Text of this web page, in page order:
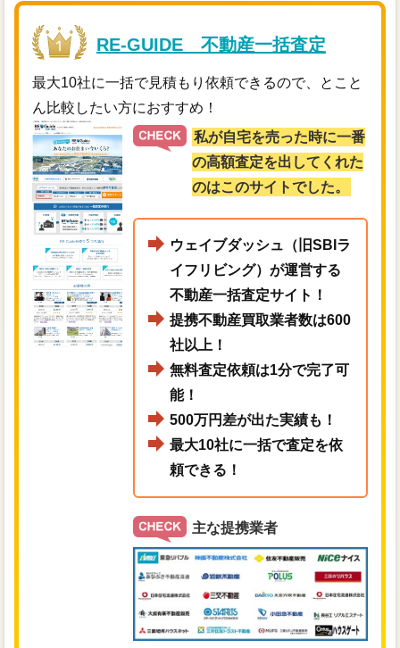
RE-GUIDE 不動産一括査定
最大10社に一括で見積もり依頼できるので、とこと
ん比較したい方におすすめ！
私が自宅を売った時に一番
の高額査定を出してくれた
のはこのサイトでした。
ウェイブダッシュ（旧SBIラ
イフリビング）が運営する
不動産一括査定サイト！
提携不動産買取業者数は600
社以上！
無料査定依頼は1分で完了可
能！
500万円差が出た実績も！
最大10社に一括で査定を依
頼できる！
主な提携業者